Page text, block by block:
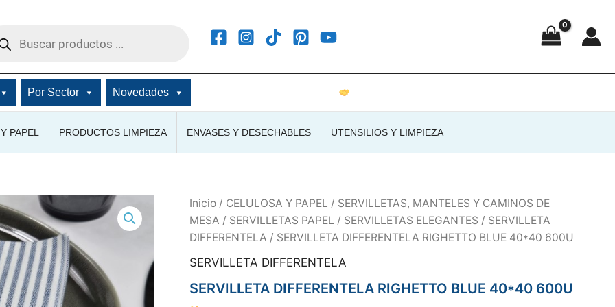
Por Sector Novedades
PAPEL PRODUCTOS LIMPIEZA ENVASES Y DESECHABLES UTENSILIOS Y LIMPIEZA
Inicio / CELULOSA Y PAPEL / SERVILLETAS, MANTELES Y CAMINOS DE
MESA / SERVILLETAS PAPEL / SERVILLETAS ELEGANTES / SERVILLETA
DIFFERENTELA / SERVILLETA DIFFERENTELA RIGHETTO BLUE 40*40 600U
SERVILLETA DIFFERENTELA
SERVILLETA DIFFERENTELA RIGHETTO BLUE 40*40 600U